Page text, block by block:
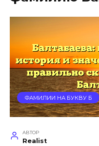
ФАМИЛИИ НА БУКВУ Б
АВТОР
Realist